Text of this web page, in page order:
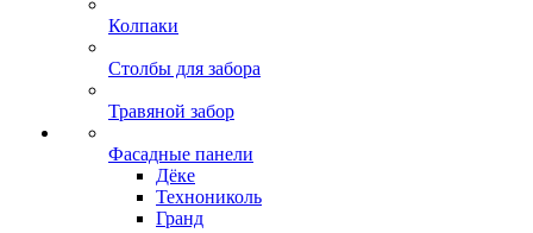
Колпаки
Столбы для забора
Травяной забор
Фасадные панели
Дёке
Технониколь
Гранд